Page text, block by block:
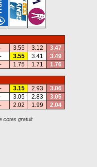
- 3.55 3.12
3.47
- 3.55 3.41
3.49
- 1.75 1.71 1.76
- 3.15 2.93
3.06
- 3.05 2.83
3.05
- 2.02 1.99 2.04
cotes gratuit